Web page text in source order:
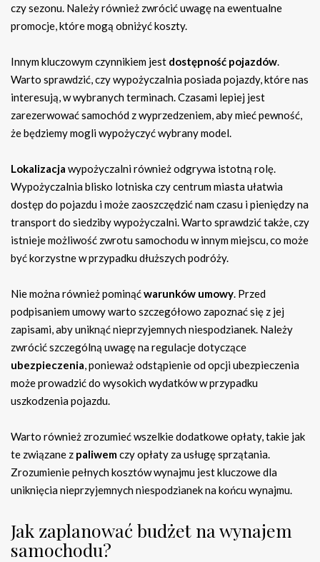
czy sezonu. Należy również zwrócić uwagę na ewentualne
promocje, które mogą obniżyć koszty.
Innym kluczowym czynnikiem jest dostępność pojazdów.
Warto sprawdzić, czy wypożyczalnia posiada pojazdy, które nas
interesują, w wybranych terminach. Czasami lepiej jest
zarezerwować samochód z wyprzedzeniem, aby mieć pewność,
że będziemy mogli wypożyczyć wybrany model.
Lokalizacja wypożyczalni również odgrywa istotną rolę.
Wypożyczalnia blisko lotniska czy centrum miasta ułatwia
dostęp do pojazdu i może zaoszczędzić nam czasu i pieniędzy na
transport do siedziby wypożyczalni. Warto sprawdzić także, czy
istnieje możliwość zwrotu samochodu w innym miejscu, co może
być korzystne w przypadku dłuższych podróży.
Nie można również pominąćwarunków umowy. Przed
podpisaniem umowy warto szczegółowo zapoznać się z jej
zapisami, aby uniknąć nieprzyjemnych niespodzianek. Należy
zwrócić szczególną uwagę na regulacje dotyczące
ubezpieczenia, ponieważ odstąpienie od opcji ubezpieczenia
może prowadzić do wysokich wydatków w przypadku
uszkodzenia pojazdu.
Warto również zrozumieć wszelkie dodatkowe opłaty, takie jak
te związane z paliwemczy opłaty za usługę sprzątania.
Zrozumienie pełnych kosztów wynajmu jest kluczowe dla
uniknięcia nieprzyjemnych niespodzianek na końcu wynajmu.
Jak zaplanować budżet na wynajem
samochodu?